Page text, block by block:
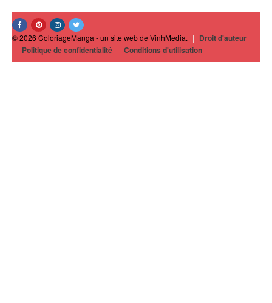
© 2026 ColoriageManga - un site web de VinhMedia. | Droit d'auteur
| Politique de confidentialité | Conditions d'utilisation